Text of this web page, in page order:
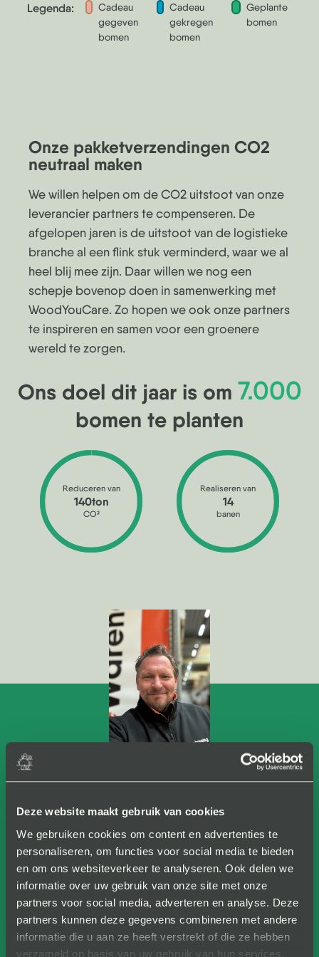
Deze website maakt gebruik van cookies
We gebruiken cookies om content en advertenties te
personaliseren, om functies voor social media te bieden
en om ons websiteverkeer te analyseren. Ook delen we
informatie over uw gebruik van onze site met onze
partners voor social media, adverteren en analyse. Deze
partners kunnen deze gegevens combineren met andere
informatie die u aan ze heeft verstrekt of die ze hebben
verzameld op basis van uw gebruik van hun services.
Legenda:
Cadeau
gegeven
bomen
Cadeau
gekregen
bomen
Geplante
bomen
Onze pakketverzendingen CO2
neutraal maken
We willen helpen om de CO2 uitstoot van onze
leverancier partners te compenseren. De
afgelopen jaren is de uitstoot van de logistieke
branche al een flink stuk verminderd, waar we al
heel blij mee zijn. Daar willen we nog een
schepje bovenop doen in samenwerking met
WoodYouCare. Zo hopen we ook onze partners
te inspireren en samen voor een groenere
wereld te zorgen.
Ons doel dit jaar is om 7.000
bomen te planten
Reduceren van
140ton
CO2
Realiseren van
14
banen
belangrijkste topics in de wereld van
e-commerce. De tijd van wijzen naar
en ander is allang voorbij. De
samenwerking met WoodYouCare is
een van de vele groene
beleidsmaatregelen binnen